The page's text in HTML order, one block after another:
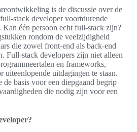
is de discussie over de
stack developer voortdurende
Kan één persoon echt full-stack zijn?
rondom de veelzijdigheid
die zowel front-end als back-end
Full-stack developers zijn niet alleen
en frameworks,
uiteenlopende uitdagingen te staan.
de basis voor een diepgaand begrip
die nodig zijn voor een